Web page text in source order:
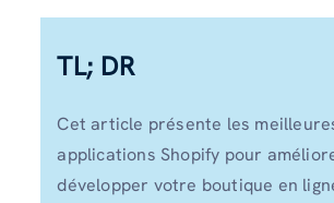
TL; DR
Cet article présente les
applications Shopify pour
développer votre boutique en